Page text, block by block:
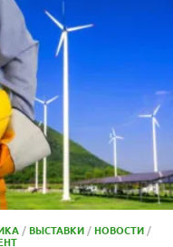
/ВЫСТАВКИ /НОВОСТИ /